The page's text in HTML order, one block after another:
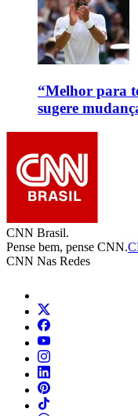
“Melhor para
sugere
CNN Brasil.
Pense bem, pense CNN.
CNN Nas Redes